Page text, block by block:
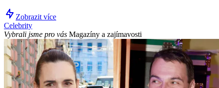
Zobrazit více
Celebrity
Vybrali jsme pro vás Magazíny a zajímavosti